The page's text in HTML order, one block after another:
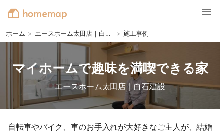
ホーム > エースホーム太田店｜白石建設 > 施工事例
マイホームで趣味を満喫できる家
エースホーム太田店｜白石建設
自転車やバイク、車のお手入れが大好きなご主人が、結婚